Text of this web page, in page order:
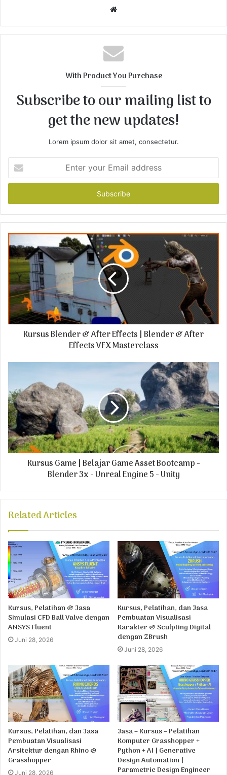
b
s
i
With Product You Purchase
Subscribe to our mailing list to
get the new updates!
Lorem ipsum dolor sit amet, consectetur.
t
r
y
u
r
E
a
i
a
d
Kursus Blender & After Effects | Blender & After
Effects VFX Masterclass
Kursus Game | Belajar Game Asset Bootcamp -
Blender 3x - Unreal Engine 5 - Unity
Related Articles
Kursus, Pelatihan & Jasa
Simulasi CFD Ball Valve dengan
ANSYS Fluent
Juni 28, 2026
Kursus, Pelatihan, dan Jasa
Pembuatan Visualisasi
Karakter & Sculpting Digital
dengan ZBrush
Juni 28, 2026
Kursus, Pelatihan, dan Jasa
Pembuatan Visualisasi
Arsitektur dengan Rhino &
Grasshopper
Juni 28, 2026
Jasa – Kursus – Pelatihan
Komputer Grasshopper +
Python + AI | Generative
Design Automation |
Parametric Design Engineer